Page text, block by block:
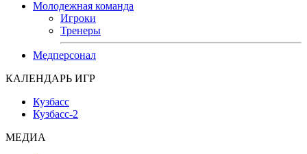
Молодежная команда
Игроки
Тренеры
Медперсонал
КАЛЕНДАРЬ ИГР
Кузбасс
Кузбасс-2
МЕДИА